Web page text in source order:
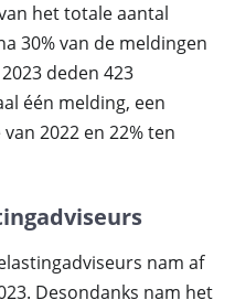
het totale aantal
30% van de meldingen
deden 423
één melding, een
2022 en 22% ten
nam af
Desondanks nam het